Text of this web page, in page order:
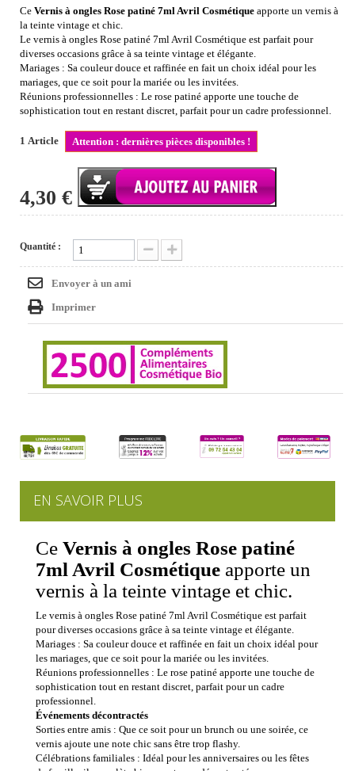
Ce Vernis à ongles Rose patiné 7ml Avril Cosmétique apporte un vernis à
la teinte vintage et chic.
Le vernis à ongles Rose patiné 7ml Avril Cosmétique est parfait pour
diverses occasions grâce à sa teinte vintage et élégante.
Mariages : Sa couleur douce et raffinée en fait un choix idéal pour les
mariages, que ce soit pour la mariée ou les invitées.
Réunions professionnelles : Le rose patiné apporte une touche de
sophistication tout en restant discret, parfait pour un cadre professionnel.
1 Article Attention : dernières pièces disponibles !
4,30 €
Quantité :
Envoyer à un ami
Imprimer
EN SAVOIR PLUS
Ce Vernis à ongles Rose patiné
7ml Avril Cosmétique apporte un
vernis à la teinte vintage et chic.
Le vernis à ongles Rose patiné 7ml Avril Cosmétique est parfait
pour diverses occasions grâce à sa teinte vintage et élégante.
Mariages : Sa couleur douce et raffinée en fait un choix idéal pour
les mariages, que ce soit pour la mariée ou les invitées.
Réunions professionnelles : Le rose patiné apporte une touche de
sophistication tout en restant discret, parfait pour un cadre
professionnel.
Événements décontractés
Sorties entre amis : Que ce soit pour un brunch ou une soirée, ce
vernis ajoute une note chic sans être trop flashy.
Célébrations familiales : Idéal pour les anniversaires ou les fêtes